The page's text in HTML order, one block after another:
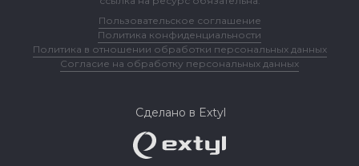
Пользовательское соглашение
Политика конфиденциальности
Политика в отношении обработки персональных данных
Согласие на обработку персональных данных
Сделано в Extyl